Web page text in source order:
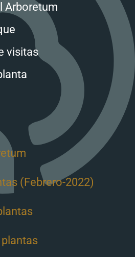
Arboretum
visitas
(Febrero-2022)